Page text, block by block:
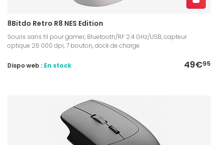
8Bitdo Retro R8 NES Edition
Souris sans fil pour gamer, Bluetooth/RF 2.4 GHz/USB, capteur
optique 26 000 dpi, 7 bouton, dock de charge
49€95
Dispo web : En stock